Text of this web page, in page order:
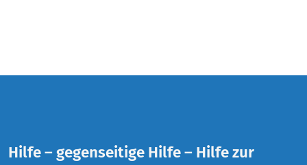
Hilfe – gegenseitige Hilfe – Hilfe zur